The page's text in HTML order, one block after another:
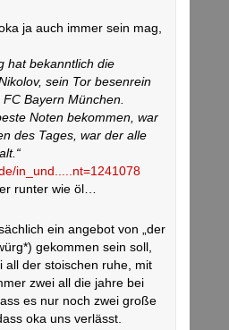
ja auch immer sein mag,
hat bekanntlich die
sein Tor besenrein
Bayern München.
Noten bekommen, war
des Tages, war der alle
in_und.....nt=1241078
runter wie öl…
ein angebot von „der
gekommen sein soll,
all der stoischen ruhe, mit
zwei all die jahre bei
es nur noch zwei große
oka uns verlässt.